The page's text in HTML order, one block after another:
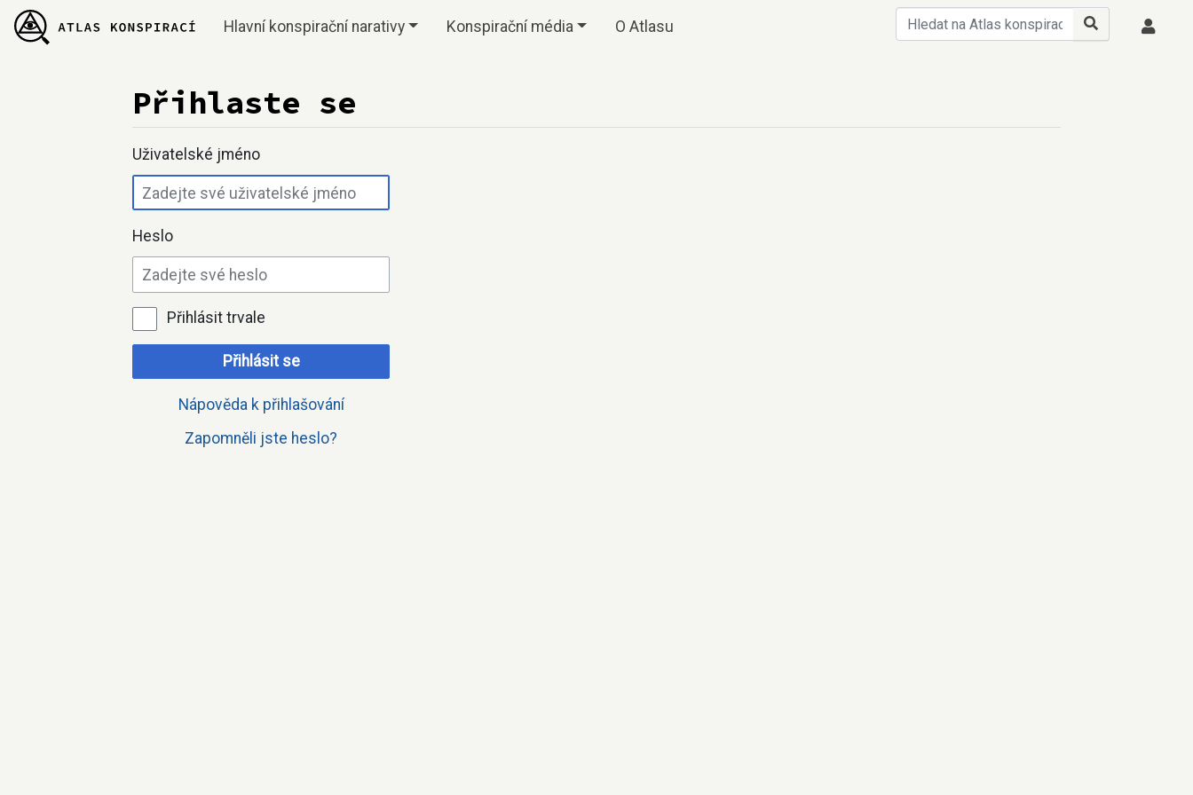
Hlavní konspirační narativy Konspirační média O Atlasu
Přihlaste se
Přejít na:navigace,
Uživatelské jméno
Heslo
Přihlásit trvale
Přihlásit se
Nápověda k přihlašování
Zapomněli jste heslo?